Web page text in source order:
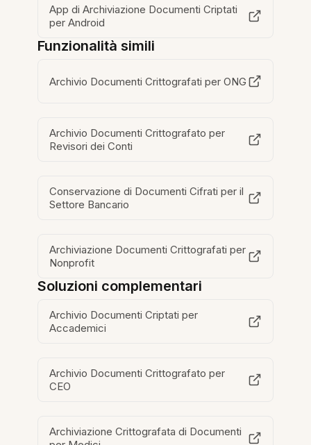
App di Archiviazione Documenti Criptati
per Android
Funzionalità simili
Archivio Documenti Crittografati per ONG
Archivio Documenti Crittografato per
Revisori dei Conti
Conservazione di Documenti Cifrati per il
Settore Bancario
Archiviazione Documenti Crittografati per
Nonprofit
Soluzioni complementari
Archivio Documenti Criptati per
Accademici
Archivio Documenti Crittografato per
CEO
Archiviazione Crittografata di Documenti